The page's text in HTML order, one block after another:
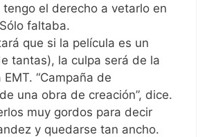
el derecho a vetarlo en
faltaba.
que si la película es un
tantas), la culpa será de la
EMT. “Campaña de
una obra de creación”, dice.
muy gordos para decir
y quedarse tan ancho.